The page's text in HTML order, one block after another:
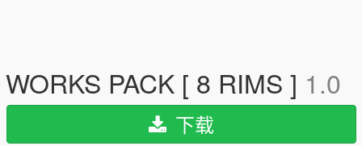
WORKS PACK [ 8 RIMS ] 1.0
下载